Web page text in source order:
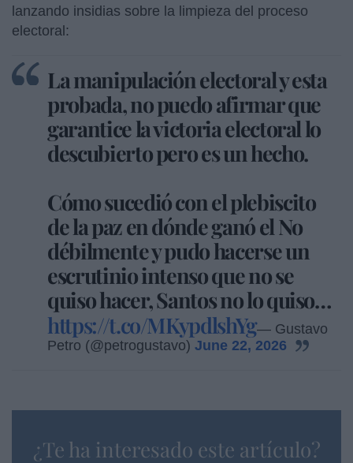
lanzando insidias sobre la limpieza del proceso
electoral:
La manipulación electoral y esta
probada, no puedo afirmar que
garantice la victoria electoral lo
descubierto pero es un hecho.
Cómo sucedió con el plebiscito
de la paz en dónde ganó el No
débilmente y pudo hacerse un
escrutinio intenso que no se
quiso hacer, Santos no lo quiso…
https://t.co/MKypdlshYg— Gustavo
Petro (@petrogustavo) June 22, 2026
¿Te ha interesado este artículo?